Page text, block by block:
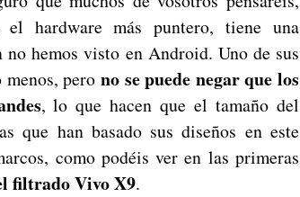
hardware más puntero, tiene una
hemos visto en Android. Uno de sus
menos, perono se puede negar que los
, lo que hacen que el tamaño del
que han basado sus diseños en este
como podéis ver en las primeras
filtrado Vivo X9.